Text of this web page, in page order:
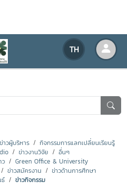
TH
ข่าวผู้บริหาร
กิจกรรมการแลกเปลี่ยนเรียนรู้
ข่าวงานวิจัย
อื่นๆ
Green Office & University
ข่าวสมัครงาน
ข่าวด้านการศึกษา
ธ์ ข่าวกิจกรรม